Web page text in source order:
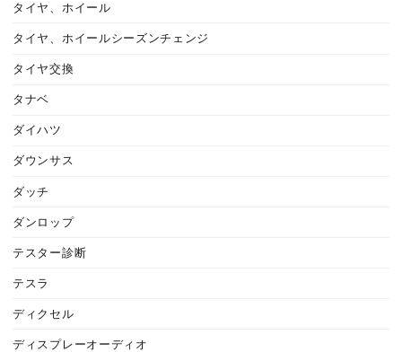
タイヤ、ホイール
タイヤ、ホイールシーズンチェンジ
タイヤ交換
タナベ
ダイハツ
ダウンサス
ダッチ
ダンロップ
テスター診断
テスラ
ディクセル
ディスプレーオーディオ